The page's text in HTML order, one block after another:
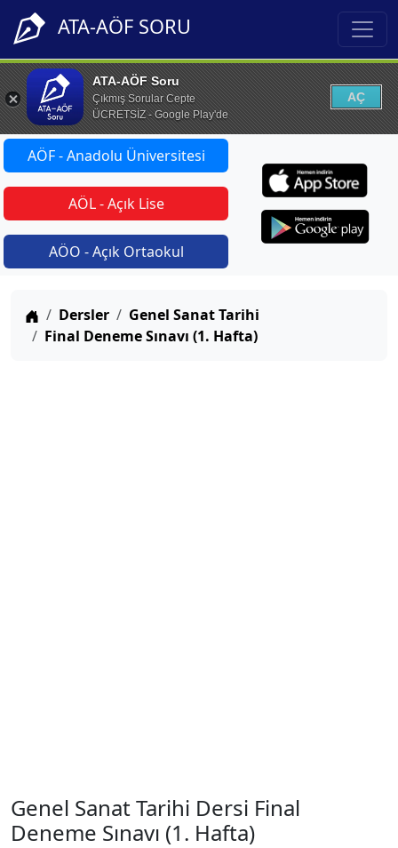
ATA-AÖF SORU
ATA-AÖF Soru
Çıkmış Sorular Cepte
ÜCRETSİZ - Google Play'de
AÇ
AÖF - Anadolu Üniversitesi
AÖL - Açık Lise
AÖO - Açık Ortaokul
Anasayfa
Dersler
Genel Sanat Tarihi
Final Deneme Sınavı (1. Hafta)
Genel Sanat Tarihi Dersi Final
Deneme Sınavı (1. Hafta)